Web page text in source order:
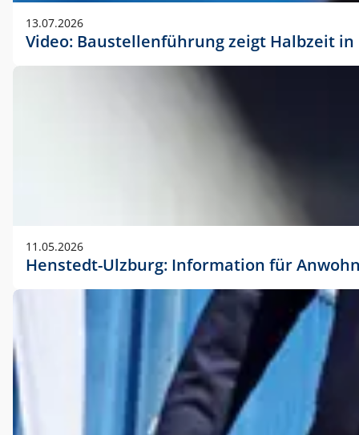
13.07.2026
Video: Baustellenführung zeigt Halbzeit
11.05.2026
Henstedt-Ulzburg: Information für